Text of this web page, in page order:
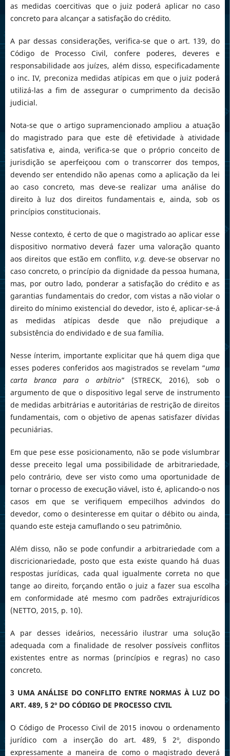
as medidas coercitivas que o juiz poderá aplicar no caso
concreto para alcançar a satisfação do crédito.
A par dessas considerações, verifica-se que o art. 139, do
Código de Processo Civil, confere poderes, deveres e
responsabilidade aos juízes, além disso, especificadamente
o inc. IV, preconiza medidas atípicas em que o juiz poderá
utilizá-las a fim de assegurar o cumprimento da decisão
judicial.
Nota-se que o artigo supramencionado ampliou a atuação
do magistrado para que este dê efetividade à atividade
satisfativa e, ainda, verifica-se que o próprio conceito de
jurisdição se aperfeiçoou com o transcorrer dos tempos,
devendo ser entendido não apenas como a aplicação da lei
ao caso concreto, mas deve-se realizar uma análise do
direito à luz dos direitos fundamentais e, ainda, sob os
princípios constitucionais.
Nesse contexto, é certo de que o magistrado ao aplicar esse
dispositivo normativo deverá fazer uma valoração quanto
aos direitos que estão em conflito, v.g. deve-se observar no
caso concreto, o princípio da dignidade da pessoa humana,
mas, por outro lado, ponderar a satisfação do crédito e as
garantias fundamentais do credor, com vistas a não violar o
direito do mínimo existencial do devedor, isto é, aplicar-se-á
as medidas atípicas desde que não prejudique a
subsistência do endividado e de sua família.
Nesse ínterim, importante explicitar que há quem diga que
esses poderes conferidos aos magistrados se revelam “uma
carta branca para o arbítrio” (STRECK, 2016), sob o
argumento de que o dispositivo legal serve de instrumento
de medidas arbitrárias e autoritárias de restrição de direitos
fundamentais, com o objetivo de apenas satisfazer dívidas
pecuniárias.
Em que pese esse posicionamento, não se pode vislumbrar
desse preceito legal uma possibilidade de arbitrariedade,
pelo contrário, deve ser visto como uma oportunidade de
tornar o processo de execução viável, isto é, aplicando-o nos
casos em que se verifiquem empecilhos advindos do
devedor, como o desinteresse em quitar o débito ou ainda,
quando este esteja camuflando o seu patrimônio.
Além disso, não se pode confundir a arbitrariedade com a
discricionariedade, posto que esta existe quando há duas
respostas jurídicas, cada qual igualmente correta no que
tange ao direito, forçando então o juiz a fazer sua escolha
em conformidade até mesmo com padrões extrajurídicos
(NETTO, 2015, p. 10).
A par desses ideários, necessário ilustrar uma solução
adequada com a finalidade de resolver possíveis conflitos
existentes entre as normas (princípios e regras) no caso
concreto.
3 UMA ANÁLISE DO CONFLITO ENTRE NORMAS À LUZ DO
ART. 489, § 2º DO CÓDIGO DE PROCESSO CIVIL
O Código de Processo Civil de 2015 inovou o ordenamento
jurídico com a inserção do art. 489, § 2º, dispondo
expressamente a maneira de como o magistrado deverá